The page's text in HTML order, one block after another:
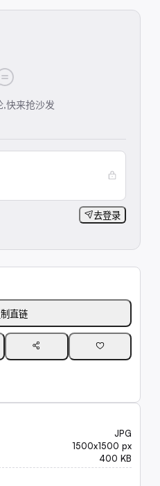
,快来抢沙发
去登录
直链
JPG
1500x1500 px
400 KB